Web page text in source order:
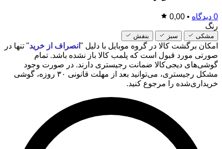
0 دیدگاه •
0,00
رنگ
مشکی سبز بنفش
امکان برگشت کالا در گروه موبایل با دلیل " انصراف از خرید" تنها در
صورتی مورد قبول است که پلمب کالا باز نشده باشد. تمام
گوشی‌های دیجی‌کالا ضمانت رجیستری دارند. در صورت وجود
مشکل رجیستری، می‌توانید بعد از مهلت قانونی ۳۰ روزه، گوشی
خریداری‌شده را مرجوع کنید.